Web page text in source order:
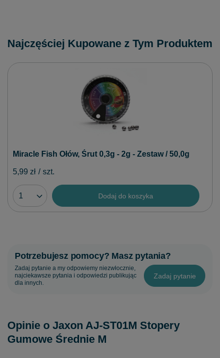
Najczęściej Kupowane z Tym Produktem
Miracle Fish Ołów, Śrut 0,3g - 2g - Zestaw / 50,0g
5,99 zł / szt.
Dodaj do koszyka
Potrzebujesz pomocy? Masz pytania?
Zadaj pytanie a my odpowiemy niezwłocznie,
najciekawsze pytania i odpowiedzi publikując
dla innych.
Zadaj pytanie
Opinie o Jaxon AJ-ST01M Stopery
Gumowe Średnie M